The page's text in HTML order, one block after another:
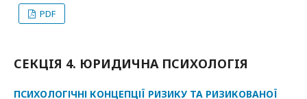
PDF
СЕКЦIЯ 4. ЮРИДИЧНА ПСИХОЛОГIЯ
ПСИХОЛОГІЧНІ КОНЦЕПЦІЇ РИЗИКУ ТА РИЗИКОВАНОЇ